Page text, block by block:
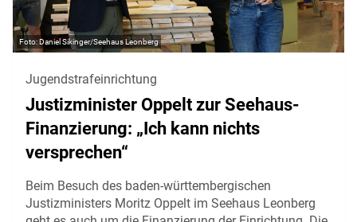
Daniel Sikinger/Seehaus Leonberg
Jugendstrafeinrichtung
Justizminister Oppelt zur Seehaus-
Finanzierung: „Ich kann nichts
versprechen“
Beim Besuch des baden-württembergischen
Justizministers Moritz Oppelt im Seehaus Leonberg